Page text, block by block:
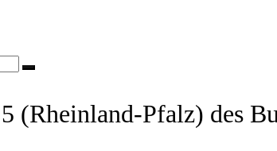
Suchen …
(Rheinland-Pfalz) des